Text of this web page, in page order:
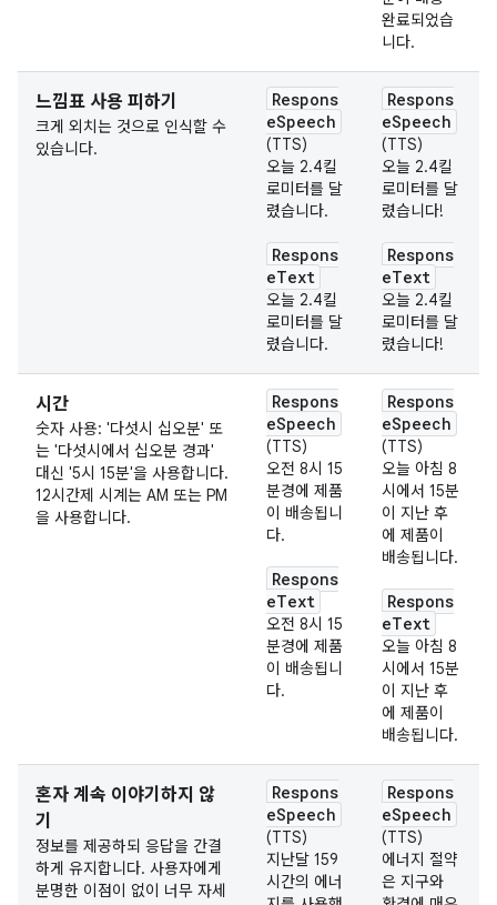
완료되었습
니다.
느낌표 사용 피하기
크게 외치는 것으로 인식할 수
있습니다.
Respons
eSpeech
(TTS)
오늘 2.4킬
로미터를 달
렸습니다.
Respons
eText
오늘 2.4킬
로미터를 달
렸습니다.
Respons
eSpeech
(TTS)
오늘 2.4킬
로미터를 달
렸습니다!
Respons
eText
오늘 2.4킬
로미터를 달
렸습니다!
시간
숫자 사용: '다섯시 십오분' 또
는 '다섯시에서 십오분 경과'
대신 '5시 15분'을 사용합니다.
12시간제 시계는 AM 또는 PM
을 사용합니다.
Respons
eSpeech
(TTS)
오전 8시 15
분경에 제품
이 배송됩니
다.
Respons
eText
오전 8시 15
분경에 제품
이 배송됩니
다.
Respons
eSpeech
(TTS)
오늘 아침 8
시에서 15분
이 지난 후
에 제품이
배송됩니다.
Respons
eText
오늘 아침 8
시에서 15분
이 지난 후
에 제품이
배송됩니다.
혼자 계속 이야기하지 않
기
정보를 제공하되 응답을 간결
하게 유지합니다. 사용자에게
분명한 이점이 없이 너무 자세
Respons
eSpeech
(TTS)
지난달 159
시간의 에너
Respons
eSpeech
(TTS)
에너지 절약
은 지구와